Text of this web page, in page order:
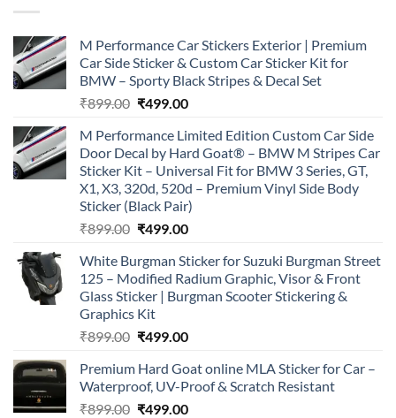
M Performance Car Stickers Exterior | Premium
Car Side Sticker & Custom Car Sticker Kit for
BMW – Sporty Black Stripes & Decal Set
₹899.00 Original
was:
₹899.00.
₹499.00Current
is:
₹499.00.
M Performance Limited Edition Custom Car Side
Door Decal by Hard Goat® – BMW M Stripes Car
Sticker Kit – Universal Fit for BMW 3 Series, GT,
X1, X3, 320d, 520d – Premium Vinyl Side Body
Sticker (Black Pair)
₹899.00 Original
was:
₹899.00.
₹499.00Current
is:
₹499.00.
White Burgman Sticker for Suzuki Burgman Street
125 – Modified Radium Graphic, Visor & Front
Glass Sticker | Burgman Scooter Stickering &
Graphics Kit
₹899.00 Original
was:
₹899.00.
₹499.00Current
is:
₹499.00.
Premium Hard Goat online MLA Sticker for Car –
Waterproof, UV-Proof & Scratch Resistant
₹899.00 Original
₹499.00Current